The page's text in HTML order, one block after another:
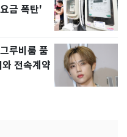
금 폭탄'
루비룸 품
전속계약